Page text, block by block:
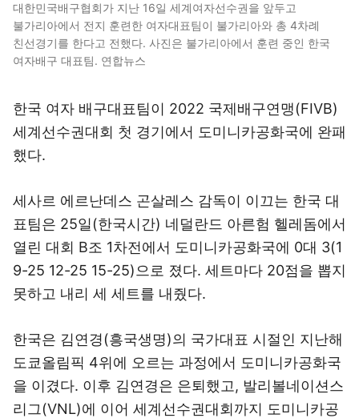
대한민국배구협회가 지난 16일 세계여자선수권을 앞두고
불가리아에서 전지 훈련한 여자대표팀이 불가리아와 총 4차례
친선경기를 한다고 전했다. 사진은 불가리아에서 훈련 중인 한국
여자배구 대표팀. 연합뉴스
한국 여자 배구대표팀이 2022 국제배구연맹(FIVB)
세계선수권대회 첫 경기에서 도미니카공화국에 완패
했다.
세사르 에르난데스 곤살레스 감독이 이끄는 한국 대
표팀은 25일(한국시간) 네덜란드 아른험 헬레돔에서
열린 대회 B조 1차전에서 도미니카공화국에 0대 3(1
9-25 12-25 15-25)으로 졌다. 세트마다 20점을 뽑지
못하고 내리 세 세트를 내줬다.
한국은 김연경(흥국생명)의 국가대표 시절인 지난해
도쿄올림픽 4위에 오르는 과정에서 도미니카공화국
을 이겼다. 이후 김연경은 은퇴했고, 발리볼네이션스
리그(VNL)에 이어 세계선수권대회까지 도미니카공